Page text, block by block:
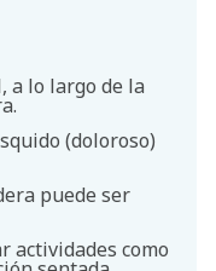
a lo largo de la
(doloroso)
puede ser
actividades como